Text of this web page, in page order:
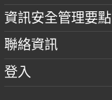
資訊安全管理要點
聯絡資訊
登入